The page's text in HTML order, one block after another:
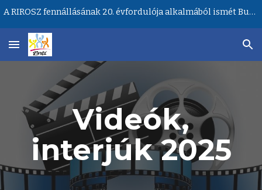
A RIROSZ fennállásának 20. évfordulója alkalmából ismét Budapesten lesz a Ritka Betegségek Világnapja központi rendezvénye!
Videók,
interjúk 2025